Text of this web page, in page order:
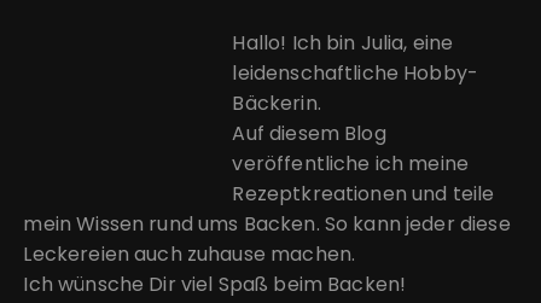
Hallo! Ich bin Julia, eine
leidenschaftliche Hobby-
Bäckerin.
Auf diesem Blog
veröffentliche ich meine
Rezeptkreationen und teile
mein Wissen rund ums Backen. So kann jeder diese
Leckereien auch zuhause machen.
Ich wünsche Dir viel Spaß beim Backen!